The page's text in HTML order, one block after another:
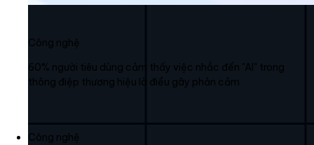
Công nghệ
60% người tiêu dùng cảm thấy việc nhắc đến "AI" trong
thông điệp thương hiệu là điều gây phản cảm
Công nghệ